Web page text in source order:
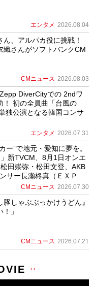
エンタメ 2026.08.04
、アルパカ役に挑戦！
織さんがソフトバンクCM
CMニュース 2026.08.03
DiverCityでの 2ndワ
！ 初の全員曲「台風の
独公演となる韓国コンサ
エンタメ 2026.07.31
ー”で地元・愛知に夢を。
新TVCM、8月1日オンエ
田崇弥・松田文登、AKB
サー長瀬柊真（ＥＸＰ
CMニュース 2026.07.30
しゃぶぶっかけうどん』
」
CMニュース 2026.07.21